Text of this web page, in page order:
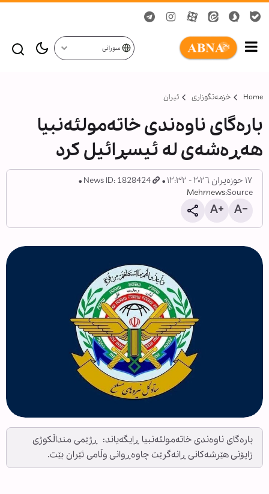
سورانی
Home خزمەتگوزاری ئیران
بارەگای ناوەندی خاتەمولئەنبیا
هەڕەشەی لە ئیسڕائیل کرد
١٧ حوزەیران ٢٠٢٦ - ١٢:٣٢
News ID: 1828424
Source:
Mehrnews
بارەگای ناوەندی خاتەمولئەنبیا ڕایگەیاند: ڕژێمی منداڵکوژی
زایۆنی هێرشەکانی ڕانەگرێت چاوەڕوانی وڵامی ئێران بێت.